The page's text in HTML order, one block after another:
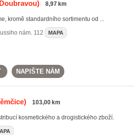
8,97 km
kromě standardního sortimentu od ...
nám. 112 MAPA
NAPIŠTE NÁM
103,00 km
kosmetického a drogistického zboží.